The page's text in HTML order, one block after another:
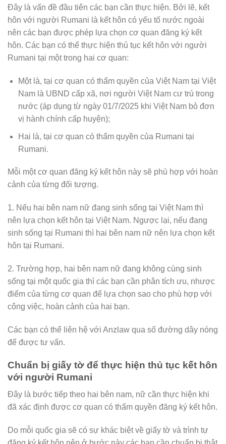
Đây là vấn đề đầu tiên các bạn cần thực hiện. Bởi lẽ, kết
hôn với người Rumani là kết hôn có yếu tố nước ngoài
nên các bạn được phép lựa chọn cơ quan đăng ký kết
hôn. Các bạn có thể thực hiện thủ tục kết hôn với người
Rumani tại một trong hai cơ quan:
Một là, tại cơ quan có thẩm quyền của Việt Nam tại Việt
Nam là UBND cấp xã, nơi người Việt Nam cư trú trong
nước (áp dụng từ ngày 01/7/2025 khi Việt Nam bỏ đơn
vị hành chính cấp huyện);
Hai là, tại cơ quan có thẩm quyền của Rumani tại
Rumani.
Mỗi một cơ quan đăng ký kết hôn này sẽ phù hợp với hoàn
cảnh của từng đối tượng.
1. Nếu hai bên nam nữ đang sinh sống tại Việt Nam thì
nên lựa chọn kết hôn tại Việt Nam. Ngược lại, nếu đang
sinh sống tại Rumani thì hai bên nam nữ nên lựa chọn kết
hôn tại Rumani.
2. Trường hợp, hai bên nam nữ đang không cùng sinh
sống tại một quốc gia thì các bạn cần phân tích ưu, nhược
điểm của từng cơ quan để lựa chọn sao cho phù hợp với
công việc, hoàn cảnh của hai bạn.
Các bạn có thể liên hệ với Anzlaw qua số đường dây nóng
để được tư vấn.
Chuẩn bị giấy tờ để thực hiện thủ tục kết hôn
với người Rumani
Đây là bước tiếp theo hai bên nam, nữ cần thực hiện khi
đã xác định được cơ quan có thẩm quyền đăng ký kết hôn.
Do mỗi quốc gia sẽ có sự khác biệt về giấy tờ và trình tự